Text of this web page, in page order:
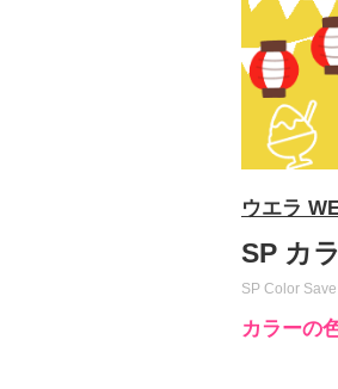
ウエラ
SP カ
SP Color
カラーの